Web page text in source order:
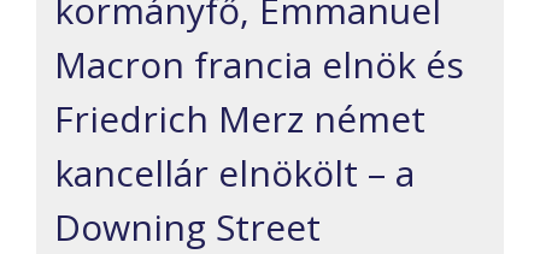
kormányfő, Emmanuel
Macron francia elnök és
Friedrich Merz német
kancellár elnökölt – a
Downing Street